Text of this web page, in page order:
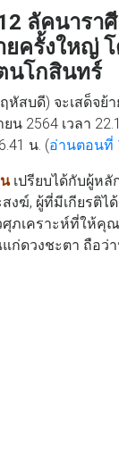
ลัคนารา
ครั้งใหญ่
นโกสินทร์
สบดี) จะเสด็จย้
2564 เวลา
น. (อ่านตอนที่
เปรียบได้กับผู้หลั
งฆ์, ผู้ที่มีเกียรติไ
ศุภเคราะห์ที่ให้คุ
ดวงชะตา ถือว่